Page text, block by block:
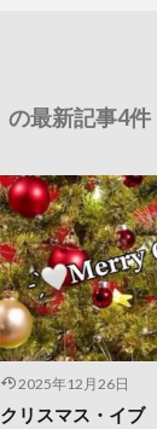
の最新記事4件
2025年12月26日
クリスマス・イブ